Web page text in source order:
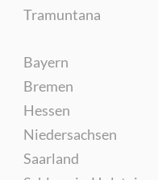
Tramuntana
Bayern
Bremen
Hessen
Niedersachsen
Saarland